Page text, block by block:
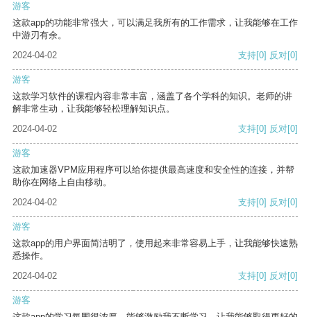
游客
这款app的功能非常强大，可以满足我所有的工作需求，让我能够在工作
中游刃有余。
2024-04-02
支持[0] 反对[0]
游客
这款学习软件的课程内容非常丰富，涵盖了各个学科的知识。老师的讲
解非常生动，让我能够轻松理解知识点。
2024-04-02
支持[0] 反对[0]
游客
这款加速器VPM应用程序可以给你提供最高速度和安全性的连接，并帮
助你在网络上自由移动。
2024-04-02
支持[0] 反对[0]
游客
这款app的用户界面简洁明了，使用起来非常容易上手，让我能够快速熟
悉操作。
2024-04-02
支持[0] 反对[0]
游客